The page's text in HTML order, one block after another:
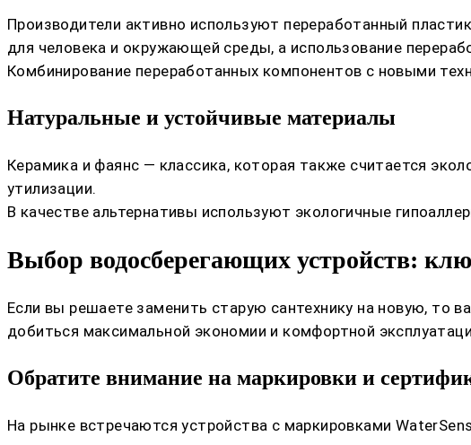
Производители активно используют переработанный
для человека и окружающей среды, а использование
Комбинирование переработанных компонентов с новыми
Натуральные и устойчивые материалы
Керамика и фаянс — классика, которая также считается
утилизации.
В качестве альтернативы используют экологичные
Выбор водосберегающих устройств:
Если вы решаете заменить старую сантехнику на новую, то
добиться максимальной экономии и комфортной
Обратите внимание на маркировки и
На рынке встречаются устройства с маркировками